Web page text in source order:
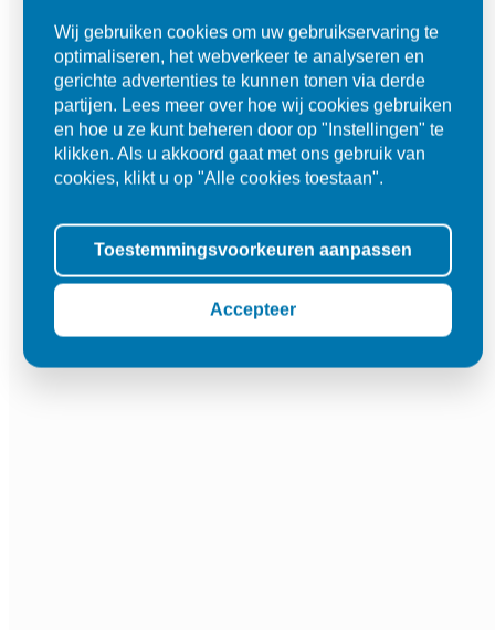
Wij gebruiken cookies om uw gebruikservaring te
optimaliseren, het webverkeer te analyseren en
gerichte advertenties te kunnen tonen via derde
partijen. Lees meer over hoe wij cookies gebruiken
en hoe u ze kunt beheren door op "Instellingen" te
klikken. Als u akkoord gaat met ons gebruik van
cookies, klikt u op "Alle cookies toestaan".
Toestemmingsvoorkeuren aanpassen
Accepteer